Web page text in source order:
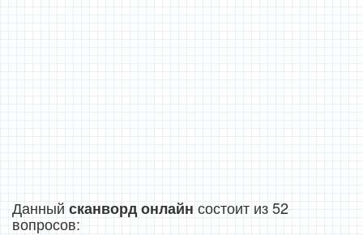
Данный сканворд онлайн состоит из 52
вопросов: